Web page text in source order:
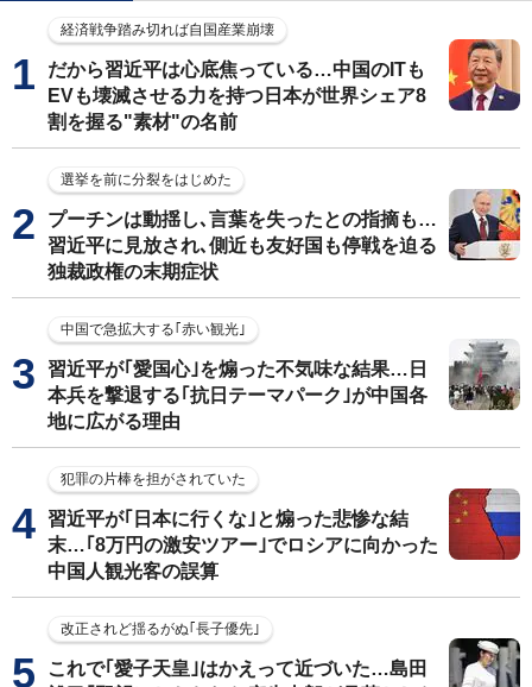
経済戦争踏み切れば自国産業崩壊
だから習近平は心底焦っている…中国のITも
EVも壊滅させる力を持つ日本が世界シェア8
割を握る"素材"の名前
選挙を前に分裂をはじめた
プーチンは動揺し､言葉を失ったとの指摘も…
習近平に見放され､側近も友好国も停戦を迫る
独裁政権の末期症状
中国で急拡大する｢赤い観光｣
習近平が｢愛国心｣を煽った不気味な結果…日
本兵を撃退する｢抗日テーマパーク｣が中国各
地に広がる理由
犯罪の片棒を担がされていた
習近平が｢日本に行くな｣と煽った悲惨な結
末…｢8万円の激安ツアー｣でロシアに向かった
中国人観光客の誤算
改正されど揺るがぬ｢長子優先｣
これで｢愛子天皇｣はかえって近づいた…島田